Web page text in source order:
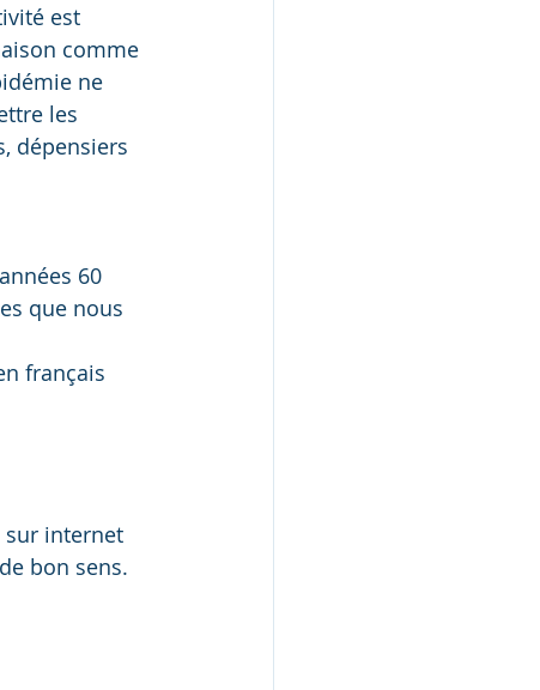
est
comme
ne
les
dépensiers
60
que nous
français
sur internet
bon sens.